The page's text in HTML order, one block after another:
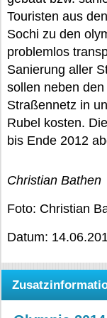
Touristen aus
Sochi zu den
problemlos
Sanierung aller
sollen neben
Straßennetz in
Rubel kosten.
bis Ende 2012
Christian Bathen
Foto: Christian
Datum: